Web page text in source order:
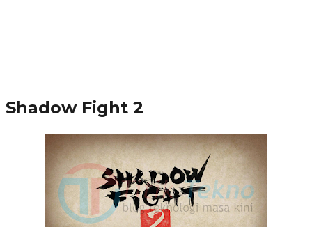
Shadow Fight 2